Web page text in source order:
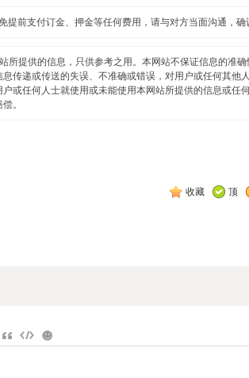
提前支付订金、押金等任何费用，请与对方当面沟通，确
所提供的信息，只供参考之用。本网站不保证信息的准
息传递或传送的失误、不准确或错误，对用户或任何其
户或任何人士就使用或未能使用本网站所提供的信息或
。
收藏 顶